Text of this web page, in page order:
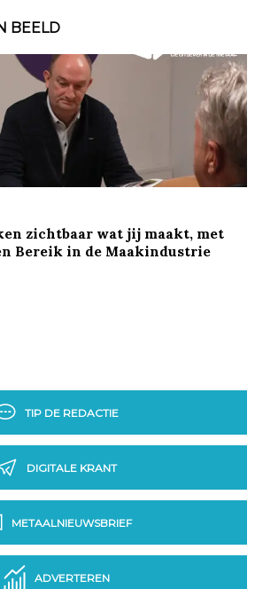
BEELD
zichtbaar wat jij maakt, met
Bereik in de Maakindustrie
TIP DE REDACTIE
DIGITALE KRANT
METAALNIEUWSBRIEF
ADVERTEREN